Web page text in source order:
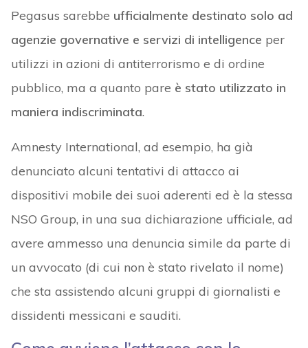
Pegasus sarebbe ufficialmente destinato solo ad
agenzie governative e servizi di intelligence per
utilizzi in azioni di antiterrorismo e di ordine
pubblico, ma a quanto pare è stato utilizzato in
maniera indiscriminata.
Amnesty International, ad esempio, ha già
denunciato alcuni tentativi di attacco ai
dispositivi mobile dei suoi aderenti ed è la stessa
NSO Group, in una sua dichiarazione ufficiale, ad
avere ammesso una denuncia simile da parte di
un avvocato (di cui non è stato rivelato il nome)
che sta assistendo alcuni gruppi di giornalisti e
dissidenti messicani e sauditi.